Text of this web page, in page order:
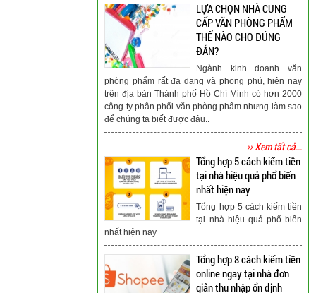
LỰA CHỌN NHÀ CUNG
CẤP VĂN PHÒNG PHẨM
THẾ NÀO CHO ĐÚNG
ĐẮN?
Ngành kinh doanh văn
phòng phẩm rất đa dạng và phong phú, hiện nay
trên địa bàn Thành phố Hồ Chí Minh có hơn 2000
công ty phân phối văn phòng phẩm nhưng làm sao
để chúng ta biết được đâu..
›› Xem tất cả...
Tổng hợp 5 cách kiếm tiền
tại nhà hiệu quả phổ biến
nhất hiện nay
Tổng hợp 5 cách kiếm tiền
tại nhà hiệu quả phổ biến
nhất hiện nay
Tổng hợp 8 cách kiếm tiền
online ngay tại nhà đơn
giản thu nhập ổn định